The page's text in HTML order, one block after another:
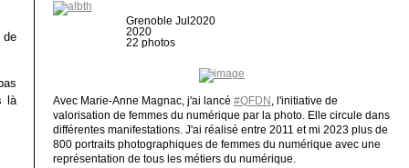
de
là
Grenoble Jul2020
2020
22 photos
Avec Marie-Anne Magnac, j'ai lancé #QFDN
, l'initiative de
valorisation de femmes du numérique par la photo. Elle circule dans
différentes manifestations. J'ai réalisé entre 2011 et mi 2023 plus de
800 portraits photographiques de femmes du numérique avec une
représentation de tous les métiers du numérique.